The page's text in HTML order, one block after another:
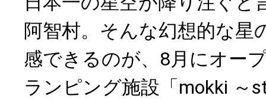
阿智村。そんな幻想的な星
感できるのが、8月にオー
ランピング施設「mokki ～